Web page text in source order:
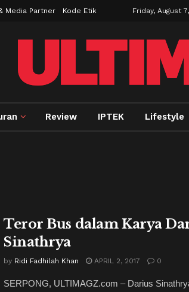
Media Partner Kode Etik Friday, August
Review IPTEK Lifestyle
Teror Bus dalam Karya
Sinathrya
by Ridi Fadhilah Khan APRIL 2, 2017 0
SERPONG, ULTIMAGZ.com – Darius